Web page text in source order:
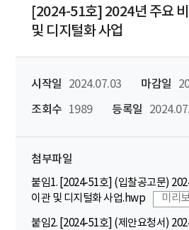
[2024-51호] 2024년 주요
및 디지털화 사업
시작일 2024.07.03 마감일
조회수
1989 등록일
첨부파일
붙임1. [2024-51호] (입찰공고문)
이관 및 디지털화 사업.hwp
미리
붙임2. [2024-51호] (제안요청서)